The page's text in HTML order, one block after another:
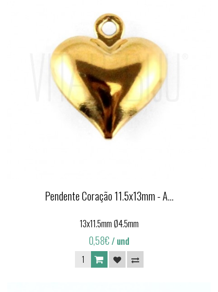
Pendente Coração 11.5x13mm - A...
13x11.5mm Ø4.5mm
0,58€/ und